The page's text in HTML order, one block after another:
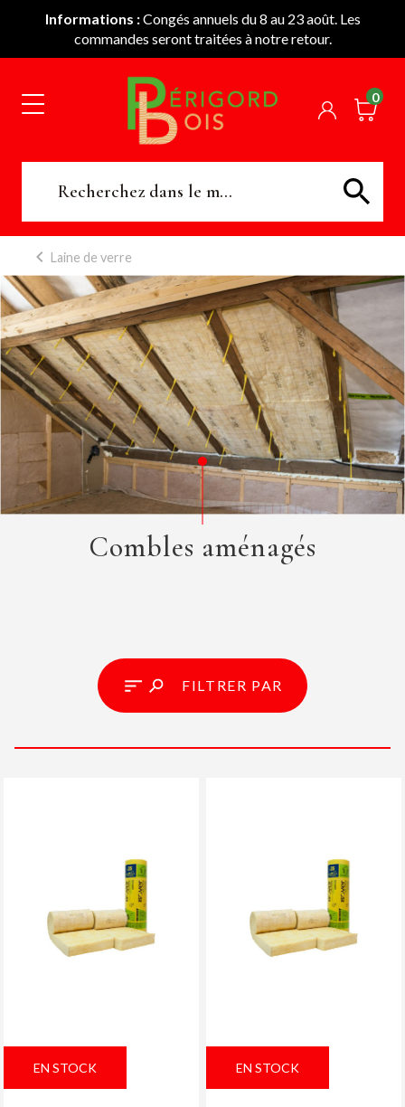
Informations :Congés annuels du 8 au 23 août. Les
commandes seront traitées à notre retour.
0
Laine de verre
Combles aménagés
FILTRER PAR
EN STOCK EN STOCK